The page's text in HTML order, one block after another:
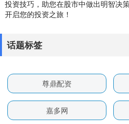
投资技巧，助您在股市中做出明智决
开启您的投资之旅！
话题标签
尊鼎配资
嘉多网